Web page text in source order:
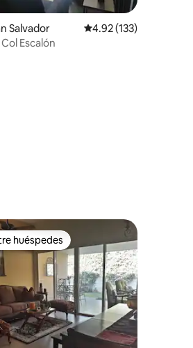
5, 243 reseñas
Salvador Calificación promedio:
4.92 (133)
Escalón
huéspedes
huéspedes